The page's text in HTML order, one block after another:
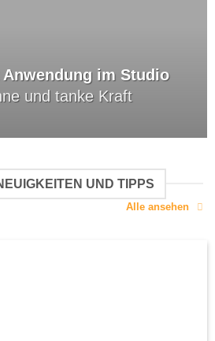
Anwendung im Studio
und tanke Kraft
UND TIPPS
Alle ansehen